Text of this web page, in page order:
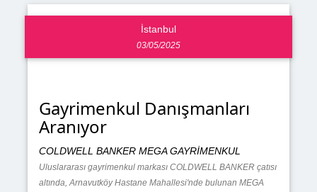
İstanbul
03/05/2025
Gayrimenkul Danışmanları
Aranıyor
COLDWELL BANKER MEGA GAYRİMENKUL
Uluslararası gayrimenkul markası COLDWELL BANKER çatısı
altında, Arnavutköy Hastane Mahallesi'nde bulunan MEGA